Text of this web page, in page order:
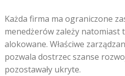
Każda firma ma ograniczone
menedżerów zależy natomiast
alokowane. Właściwe
pozwala dostrzec szanse
pozostawały ukryte.